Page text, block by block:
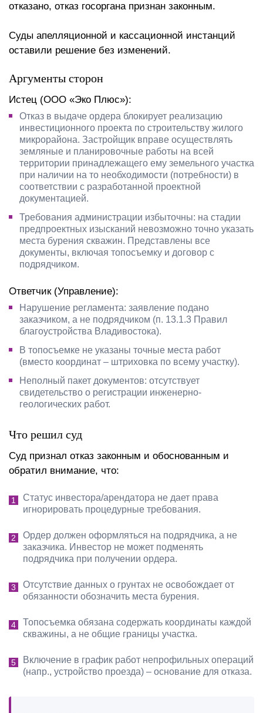
отказано, отказ госоргана признан законным.
Суды апелляционной и кассационной инстанций
оставили решение без изменений.
Аргументы сторон
Истец (ООО «Эко Плюс»):
Отказ в выдаче ордера блокирует реализацию
инвестиционного проекта по строительству жилого
микрорайона. Застройщик вправе осуществлять
земляные и планировочные работы на всей
территории принадлежащего ему земельного участка
при наличии на то необходимости (потребности) в
соответствии с разработанной проектной
документацией.
Требования администрации избыточны: на стадии
предпроектных изысканий невозможно точно указать
места бурения скважин. Представлены все
документы, включая топосъемку и договор с
подрядчиком.
Ответчик (Управление):
Нарушение регламента: заявление подано
заказчиком, а не подрядчиком (п. 13.1.3 Правил
благоустройства Владивостока).
В топосъемке не указаны точные места работ
(вместо координат – штриховка по всему участку).
Неполный пакет документов: отсутствует
свидетельство о регистрации инженерно-
геологических работ.
Что решил суд
Суд признал отказ законным и обоснованным и
обратил внимание, что:
Статус инвестора/арендатора не дает права
игнорировать процедурные требования.
Ордер должен оформляться на подрядчика, а не
заказчика. Инвестор не может подменять
подрядчика при получении ордера.
Отсутствие данных о грунтах не освобождает от
обязанности обозначить места бурения.
Топосъемка обязана содержать координаты каждой
скважины, а не общие границы участка.
Включение в график работ непрофильных операций
(напр., устройство проезда) – основание для отказа.